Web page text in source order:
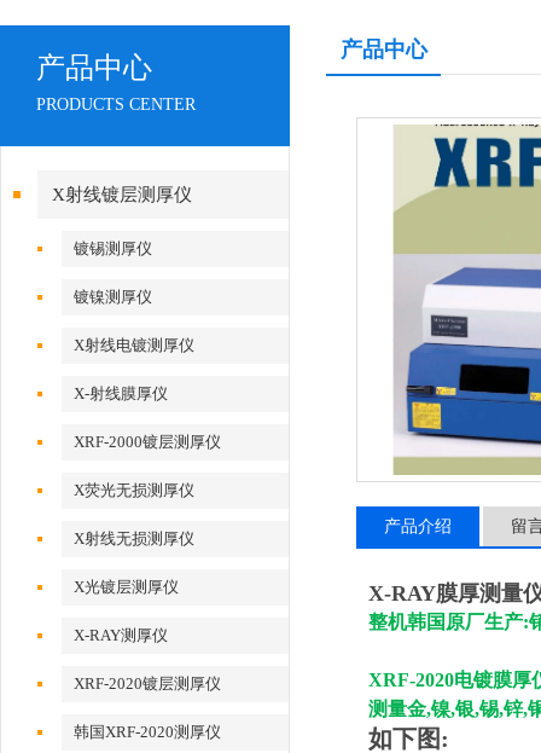
产品中心
PRODUCTS CENTER
X射线镀层测厚仪
镀锡测厚仪
镀镍测厚仪
X射线电镀测厚仪
X-射线膜厚仪
XRF-2000镀层测厚仪
X荧光无损测厚仪
X射线无损测厚仪
X光镀层测厚仪
X-RAY测厚仪
XRF-2020镀层测厚仪
韩国XRF-2020测厚仪
产品中心
产品介绍 留
X-RAY膜厚测量
整机韩国原厂生产:
XRF-2020电镀膜厚
测量金,镍,银,锡,锌,
如下图: